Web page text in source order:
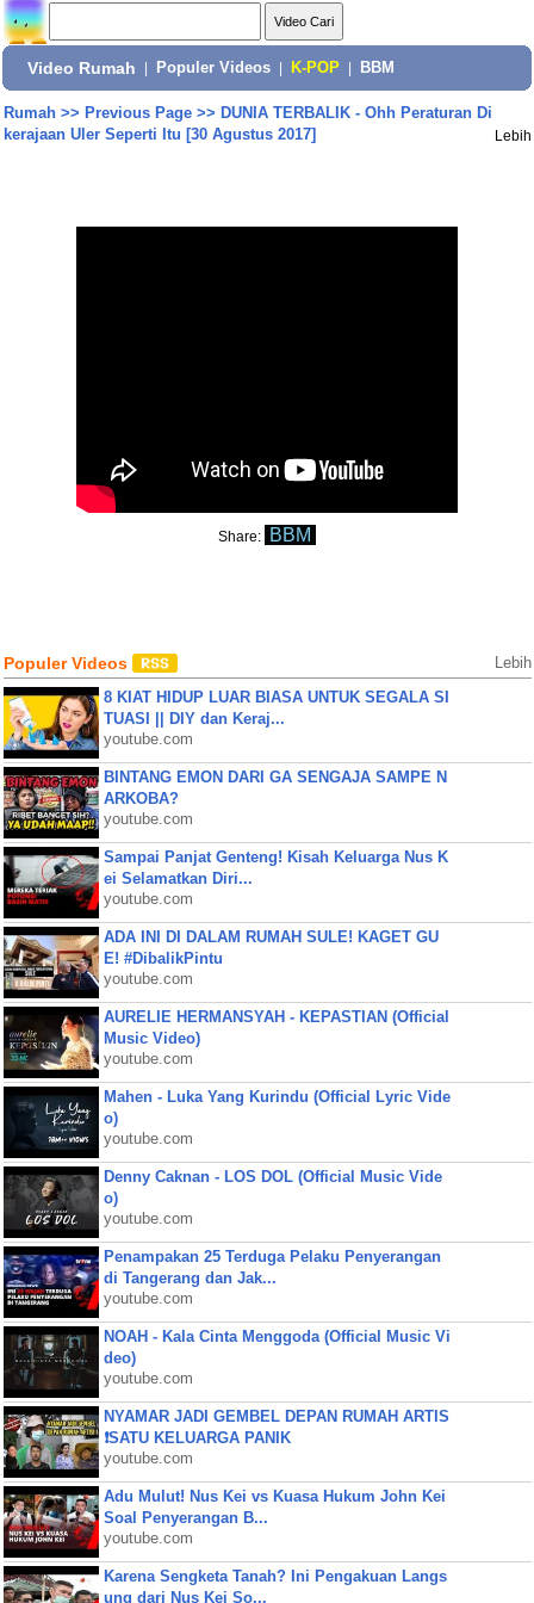
Video Rumah Populer Videos K-POP BBM
Rumah>> Previous Page>> DUNIA TERBALIK - Ohh Peraturan Di
kerajaan Uler Seperti Itu [30 Agustus 2017]
Lebih
Share: BBM
Populer Videos Lebih
8 KIAT HIDUP LUAR BIASA UNTUK SEGALA SI
TUASI || DIY dan Keraj...
youtube.com
BINTANG EMON DARI GA SENGAJA SAMPE N
ARKOBA?
youtube.com
Sampai Panjat Genteng! Kisah Keluarga Nus K
ei Selamatkan Diri...
youtube.com
ADA INI DI DALAM RUMAH SULE! KAGET GU
E! #DibalikPintu
youtube.com
AURELIE HERMANSYAH - KEPASTIAN (Official
Music Video)
youtube.com
Mahen - Luka Yang Kurindu (Official Lyric Vide
o)
youtube.com
Denny Caknan - LOS DOL (Official Music Vide
o)
youtube.com
Penampakan 25 Terduga Pelaku Penyerangan
di Tangerang dan Jak...
youtube.com
NOAH - Kala Cinta Menggoda (Official Music Vi
deo)
youtube.com
NYAMAR JADI GEMBEL DEPAN RUMAH ARTIS
❗SATU KELUARGA PANIK
youtube.com
Adu Mulut! Nus Kei vs Kuasa Hukum John Kei
Soal Penyerangan B...
youtube.com
Karena Sengketa Tanah? Ini Pengakuan Langs
ung dari Nus Kei So...